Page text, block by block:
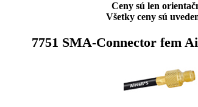
Ceny sú len
Všetky ceny sú
7751 SMA-Connector fem